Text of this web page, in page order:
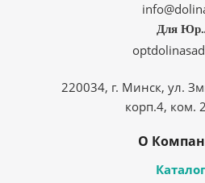
Для
220034, г. Минск, ул.
корп.4, ком.
О
Каталог